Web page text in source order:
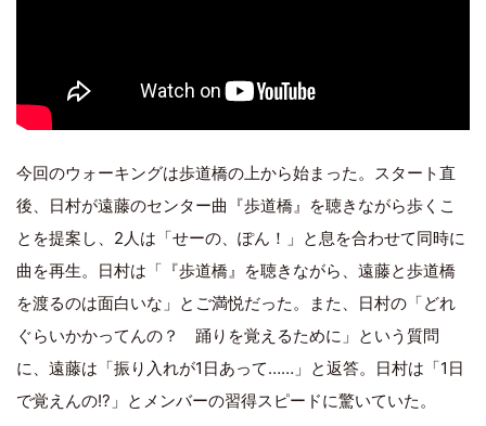
今回のウォーキングは歩道橋の上から始まった。スタート直
後、日村が遠藤のセンター曲『歩道橋』を聴きながら歩くこ
とを提案し、2人は「せーの、ぽん！」と息を合わせて同時に
曲を再生。日村は「『歩道橋』を聴きながら、遠藤と歩道橋
を渡るのは面白いな」とご満悦だった。また、日村の「どれ
ぐらいかかってんの？ 踊りを覚えるために」という質問
に、遠藤は「振り入れが1日あって……」と返答。日村は「1日
で覚えんの!?」とメンバーの習得スピードに驚いていた。